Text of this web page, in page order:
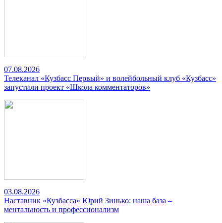
07.08.2026
Телеканал «Кузбасс Первый» и волейбольный клуб «Кузбасс»
запустили проект «Школа комментаторов»
03.08.2026
Наставник «Кузбасса» Юрий Зинько: наша база –
ментальность и профессионализм